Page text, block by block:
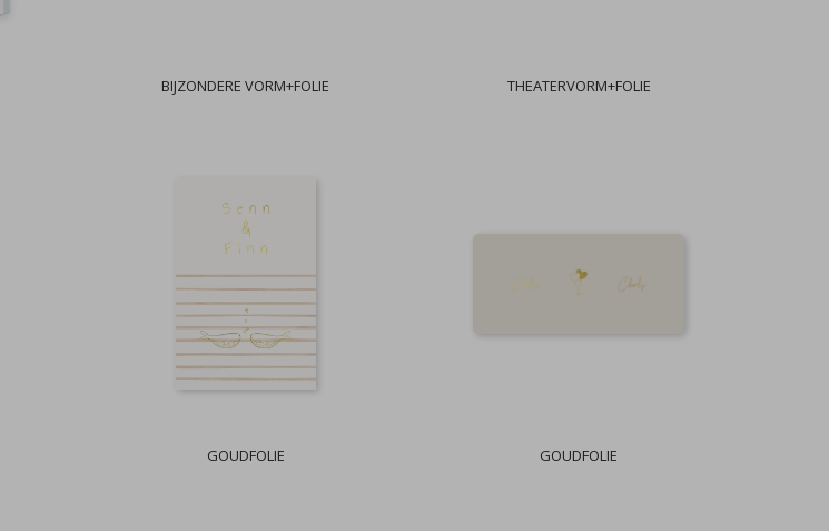
BIJZONDERE VORM+FOLIE THEATERVORM+FOLIE
GOUDFOLIE GOUDFOLIE